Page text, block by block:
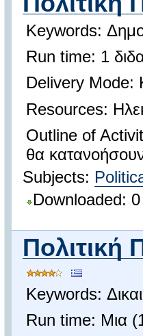
Keywords:
Run time: 1
Delivery Mode:
Resources:
Outline of
θα
Subjects:
Downloaded:
Πολιτική
Keywords:
Run time: Μια